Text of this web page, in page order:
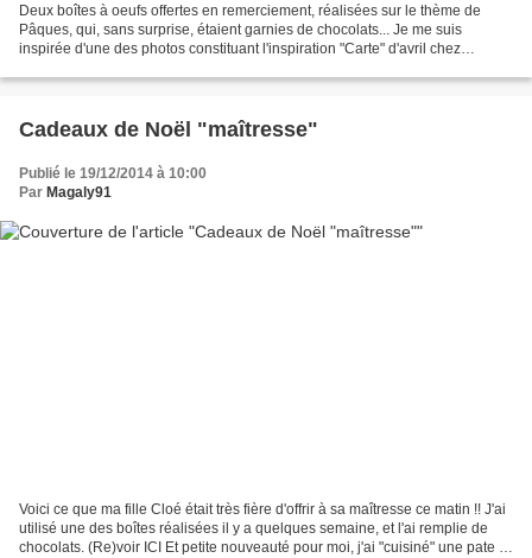
Deux boîtes à oeufs offertes en remerciement, réalisées sur le thème de
Pâques, qui, sans surprise, étaient garnies de chocolats... Je me suis
inspirée d'une des photos constituant l'inspiration "Carte" d'avril chez
Cadeaux de Noël "maîtresse"
Publié le 19/12/2014 à 10:00
Par Magaly91
Voici ce que ma fille Cloé était très fière d'offrir à sa maîtresse ce matin !! J'ai
utilisé une des boîtes réalisées il y a quelques semaine, et l'ai remplie de
chocolats. (Re)voir ICI Et petite nouveauté pour moi, j'ai "cuisiné" une pate à